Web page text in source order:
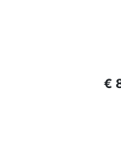
€